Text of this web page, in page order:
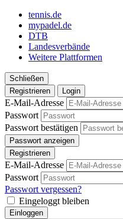
tennis.de
mypadel.de
DTB
Landesverbände
Weitere Plattformen
Schließen
Registrieren
Login
E-Mail-Adresse
Passwort
Passwort bestätigen
Passwort anzeigen
Registrieren
E-Mail-Adresse
Passwort
Passwort vergessen?
Eingeloggt bleiben
Einloggen